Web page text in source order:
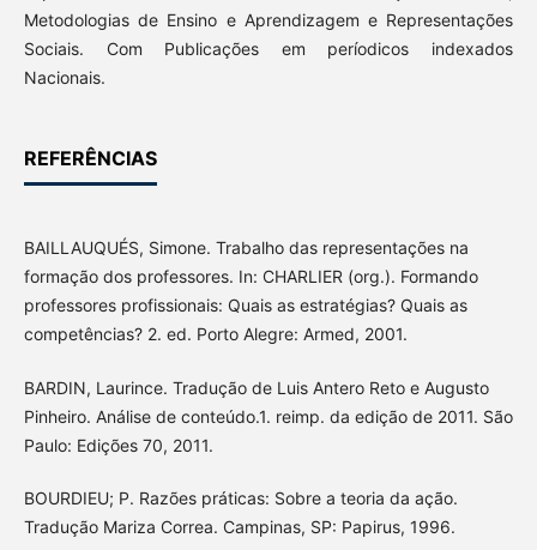
Metodologias de Ensino e Aprendizagem e Representações
Sociais. Com Publicações em períodicos indexados
Nacionais.
REFERÊNCIAS
BAILLAUQUÉS, Simone. Trabalho das representações na
formação dos professores. In: CHARLIER (org.). Formando
professores profissionais: Quais as estratégias? Quais as
competências? 2. ed. Porto Alegre: Armed, 2001.
BARDIN, Laurince. Tradução de Luis Antero Reto e Augusto
Pinheiro. Análise de conteúdo.1. reimp. da edição de 2011. São
Paulo: Edições 70, 2011.
BOURDIEU; P. Razões práticas: Sobre a teoria da ação.
Tradução Mariza Correa. Campinas, SP: Papirus, 1996.